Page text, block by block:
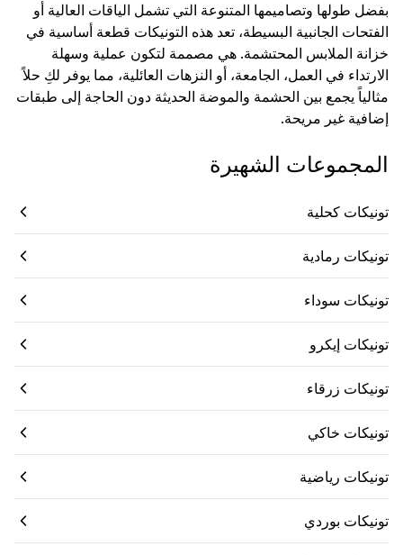
بفضل طولها وتصاميمها المتنوعة التي تشمل الياقات العالية أو
الفتحات الجانبية البسيطة، تعد هذه التونيكات قطعة أساسية في
خزانة الملابس المحتشمة. هي مصممة لتكون عملية وسهلة
الارتداء في العمل، الجامعة، أو النزهات العائلية، مما يوفر لكِ حلاً
مثالياً يجمع بين الحشمة والموضة الحديثة دون الحاجة إلى طبقات
إضافية غير مريحة.
المجموعات الشهيرة
تونيكات كحلية
تونيكات رمادية
تونيكات سوداء
تونيكات إيكرو
تونيكات زرقاء
تونيكات خاكي
تونيكات رياضية
تونيكات بوردي